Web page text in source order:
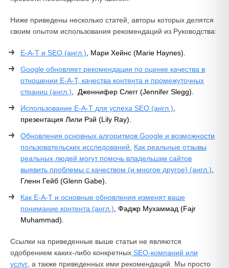
Ниже приведены несколько статей, авторы которых делятся
своим опытом использования рекомендаций из Руководства:
E-A-T и SEO (англ.) , Мари Хейнс (Marie Haynes).
Google обновляет рекомендации по оценке качества в
отношении E-A-T, качества контента и промежуточных
страниц (англ.) , Дженнифер Слегг (Jennifer Slegg).
Использование E-A-T для успеха SEO (англ.)
презентация Лили Рэй (Lily Ray).
Обновления основных алгоритмов Google и возможности
пользовательских исследований.
Как реальные отзывы
реальных людей могут помочь владельцам сайтов
выявить проблемы с качеством (и многое другое) (англ.)
Гленн Гейб (Glenn Gabe).
Как E-A-T и основные обновления изменят ваше
понимание контента (англ.) , Фаджр Мухаммад (Fajr
Muhammad).
Ссылки на приведенные выше статьи не являются
одобрением каких-либо конкретных SEO-компаний или
услуг , а также приведенных ими рекомендаций. Мы просто